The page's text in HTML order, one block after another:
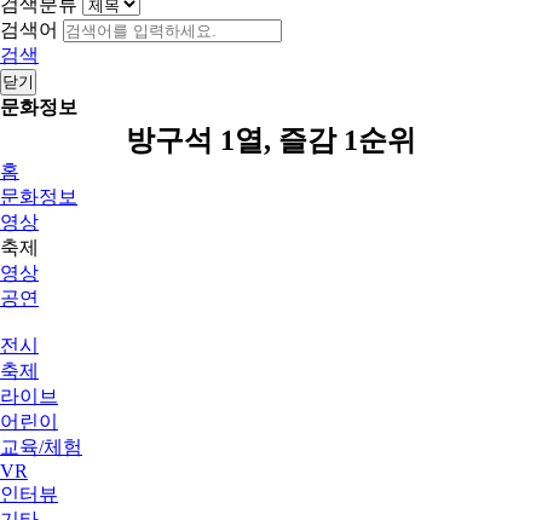
검색분류
검색어
검색
닫기
문화정보
방구석 1열, 즐감 1순위
홈
문화정보
영상
축제
영상
공연
전시
축제
라이브
어린이
교육/체험
VR
인터뷰